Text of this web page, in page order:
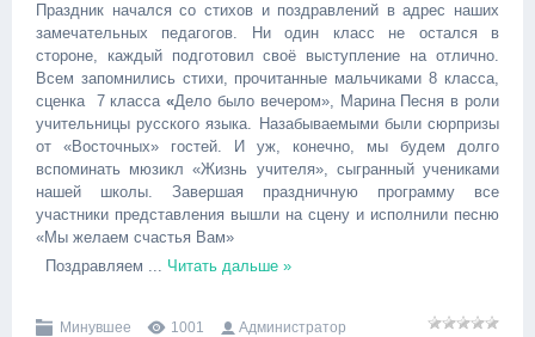
Праздник начался со стихов и поздравлений в адрес наших
замечательных педагогов. Ни один класс не остался в
стороне, каждый подготовил своё выступление на отлично.
Всем запомнились стихи, прочитанные мальчиками 8 класса,
сценка 7 класса«Дело было вечером», Марина Песня в роли
учительницы русского языка. Назабываемыми были сюрпризы
от «Восточных» гостей. И уж, конечно, мы будем долго
вспоминать мюзикл «Жизнь учителя», сыгранный учениками
нашей школы. Завершая праздничную программу все
участники представления вышли на сцену и исполнили песню
«Мы желаем счастья Вам»
Поздравляем ... Читать дальше »
Минувшее 1001
Администратор